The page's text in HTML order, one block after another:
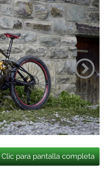
Clic para pantalla completa